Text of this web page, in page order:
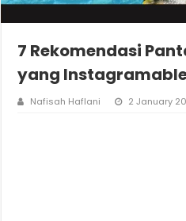
7 Rekomendasi
yang
Nafisah Haflani 2 January